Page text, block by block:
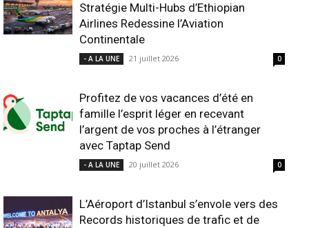
Stratégie Multi-Hubs d’Ethiopian
Airlines Redessine l’Aviation
Continentale
- A LA UNE 21 juillet 2026 0
Profitez de vos vacances d’été en
famille l’esprit léger en recevant
l’argent de vos proches à l’étranger
avec Taptap Send
- A LA UNE 20 juillet 2026 0
L’Aéroport d’Istanbul s’envole vers des
Records historiques de trafic et de